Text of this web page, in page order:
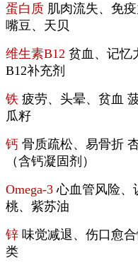
蛋白质 肌肉流失、免
嘴豆、天贝
维生素B12 贫血、记忆
B12补充剂
铁 疲劳、头晕、贫血
瓜籽
钙 骨质疏松、易骨折
（含钙凝固剂）
Omega-3 心血管风险、
桃、紫苏油
锌 味觉减退、伤口愈
类